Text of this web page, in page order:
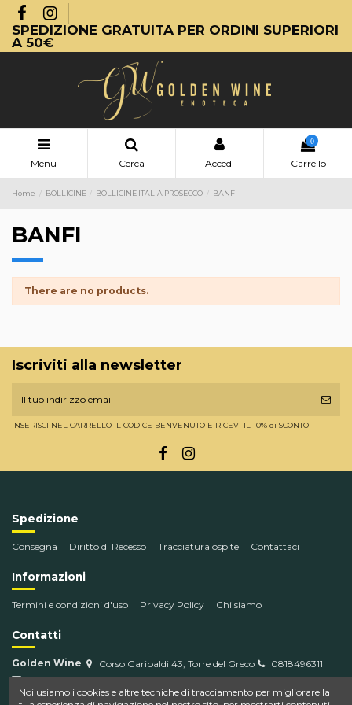
SPEDIZIONE GRATUITA PER ORDINI SUPERIORI
A 50€
Menu Cerca Accedi
0
Carrello
Home BOLLICINE BOLLICINE ITALIA PROSECCO BANFI
BANFI
There are no products.
Iscriviti alla newsletter
INSERISCI NEL CARRELLO IL CODICE BENVENUTO E RICEVI IL 10% di SCONTO
Spedizione
Consegna Diritto di Recesso Tracciatura ospite Contattaci
Informazioni
Termini e condizioni d'uso Privacy Policy Chi siamo
Contatti
Golden Wine Corso Garibaldi 43, Torre del Greco
0818496311
info@goldenwine.com
Noi usiamo i cookies e altre tecniche di tracciamento per migliorare la